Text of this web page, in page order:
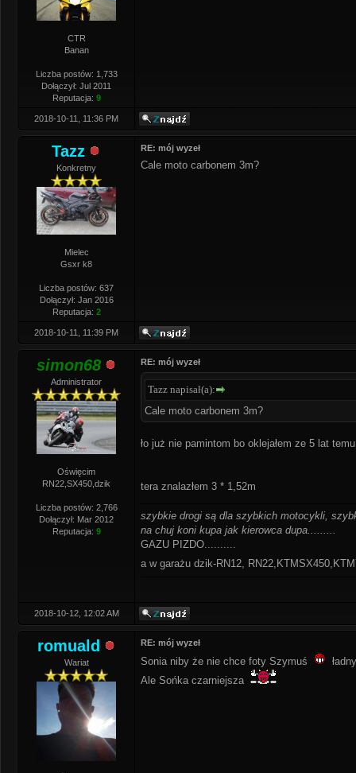
CTR
Banan
Liczba postów: 1,733
Dołączył: Jul 2011
Reputacja: 9
2018-10-11, 11:36 PM
Tazz
Konkretny
Mielec
Gsxr k8
Liczba postów: 637
Dołączył: Jan 2016
Reputacja: 2
RE: mój wyzeł
Cale moto carbonem 3m?
2018-10-11, 11:39 PM
simon68
Administrator
Oświęcim
RN22,SX450,dzik
Liczba postów: 2,766
Dołączył: Mar 2012
Reputacja: 9
RE: mój wyzeł
Tazz napisał(a):
Cale moto carbonem 3m?
ło już nie pamintom bo oklejałem ze 5 lat
tera znalazłem 3 * 1,52m
szybkie drogi są dla szybkich motocykli,
na chuj koni kupa jak kierowca dupa.........
GAZU PIZDO..........
a w garażu dzik-RN12,
2018-10-12, 12:02 AM
romuald
Wariat
RE: mój wyzeł
Sonia niby że nie chce foty Szymuś
Ale Sońka czarniejsza